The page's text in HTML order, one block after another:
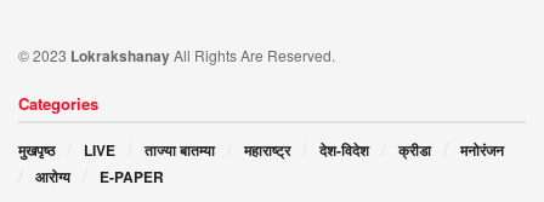
© 2023 LokrakshanayAll Rights Are Reserved.
Categories
मुखपृष्ठ LIVE ताज्या बातम्या महाराष्ट्र देश-विदेश क्रीडा
मनोरंजन
आरोग्य
E-PAPER